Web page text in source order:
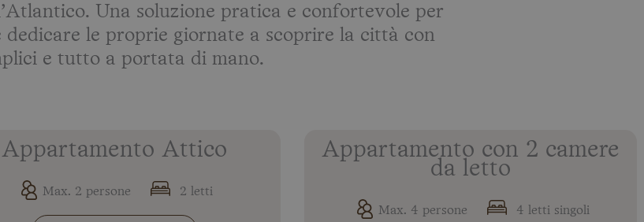
Una soluzione pratica e confortevole per
le proprie giornate a scoprire la città con
e tutto a portata di mano.
Appartamento Attico
Max. 2 persone 2 letti
Appartamento con 2 camere
da letto
Max. 4 persone 4 letti singoli